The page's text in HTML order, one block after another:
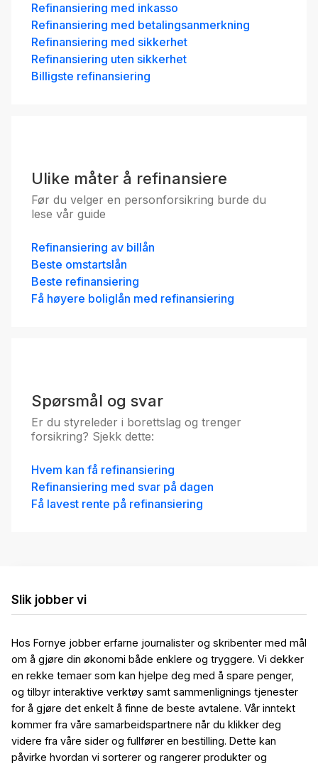
Refinansiering med inkasso
Refinansiering med betalingsanmerkning
Refinansiering med sikkerhet
Refinansiering uten sikkerhet
Billigste refinansiering
Ulike måter å refinansiere
Før du velger en personforsikring burde du
lese vår guide
Refinansiering av billån
Beste omstartslån
Beste refinansiering
Få høyere boliglån med refinansiering
Spørsmål og svar
Er du styreleder i borettslag og trenger
forsikring? Sjekk dette:
Hvem kan få refinansiering
Refinansiering med svar på dagen
Få lavest rente på refinansiering
Slik jobber vi
Hos Fornye jobber erfarne journalister og skribenter med mål
om å gjøre din økonomi både enklere og tryggere. Vi dekker
en rekke temaer som kan hjelpe deg med å spare penger,
og tilbyr interaktive verktøy samt sammenlignings tjenester
for å gjøre det enkelt å finne de beste avtalene. Vår inntekt
kommer fra våre samarbeidspartnere når du klikker deg
videre fra våre sider og fullfører en bestilling. Dette kan
påvirke hvordan vi sorterer og rangerer produkter og